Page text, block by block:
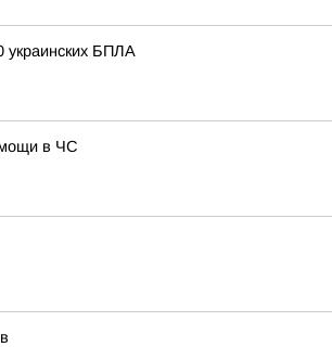
украинских БПЛА
в ЧС